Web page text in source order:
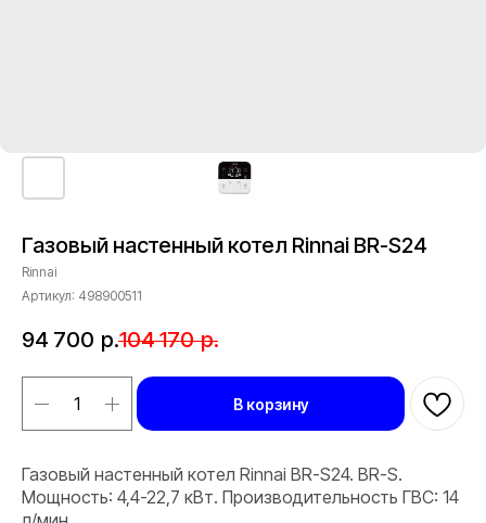
Газовый настенный котел Rinnai BR-S24
Rinnai
Артикул: 498900511
94 700 р.104 170 р.
В корзину
Газовый настенный котел Rinnai BR-S24. BR-S.
Мощность: 4,4-22,7 кВт. Производительность ГВС: 14